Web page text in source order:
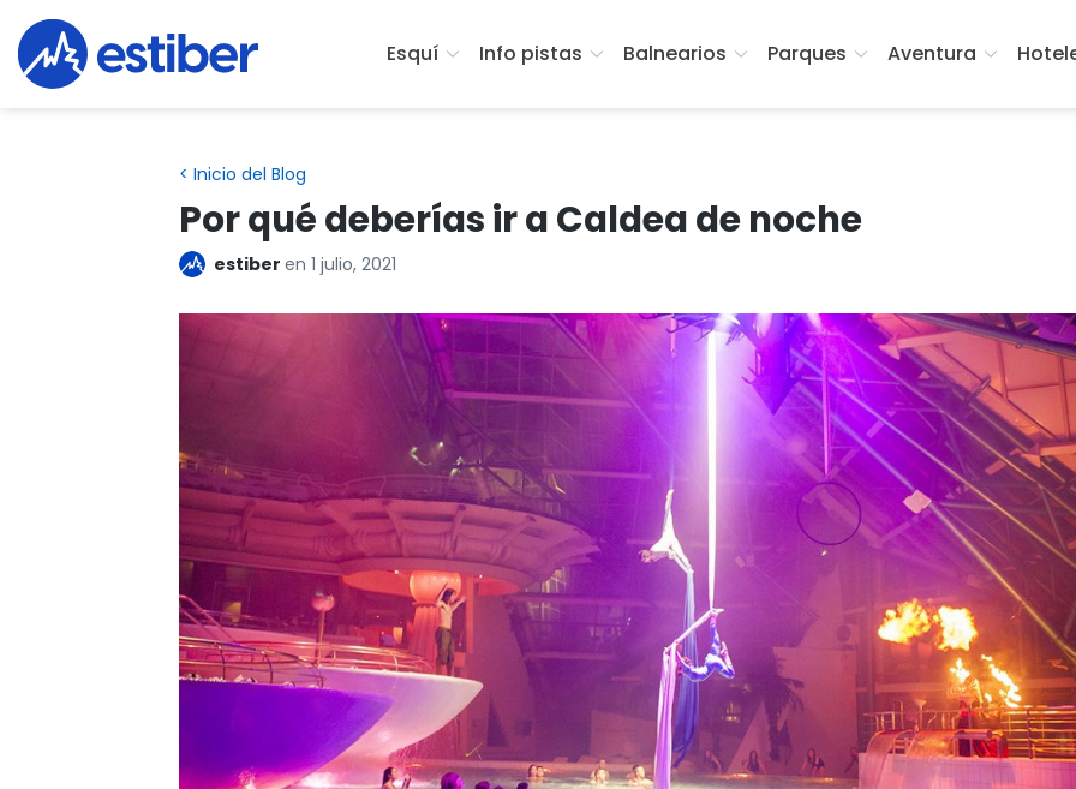
Esquí Info pistas Balnearios Parques Aventura
< Inicio del Blog
Por qué deberías ir a Caldea de noche
estiberen 1 julio, 2021